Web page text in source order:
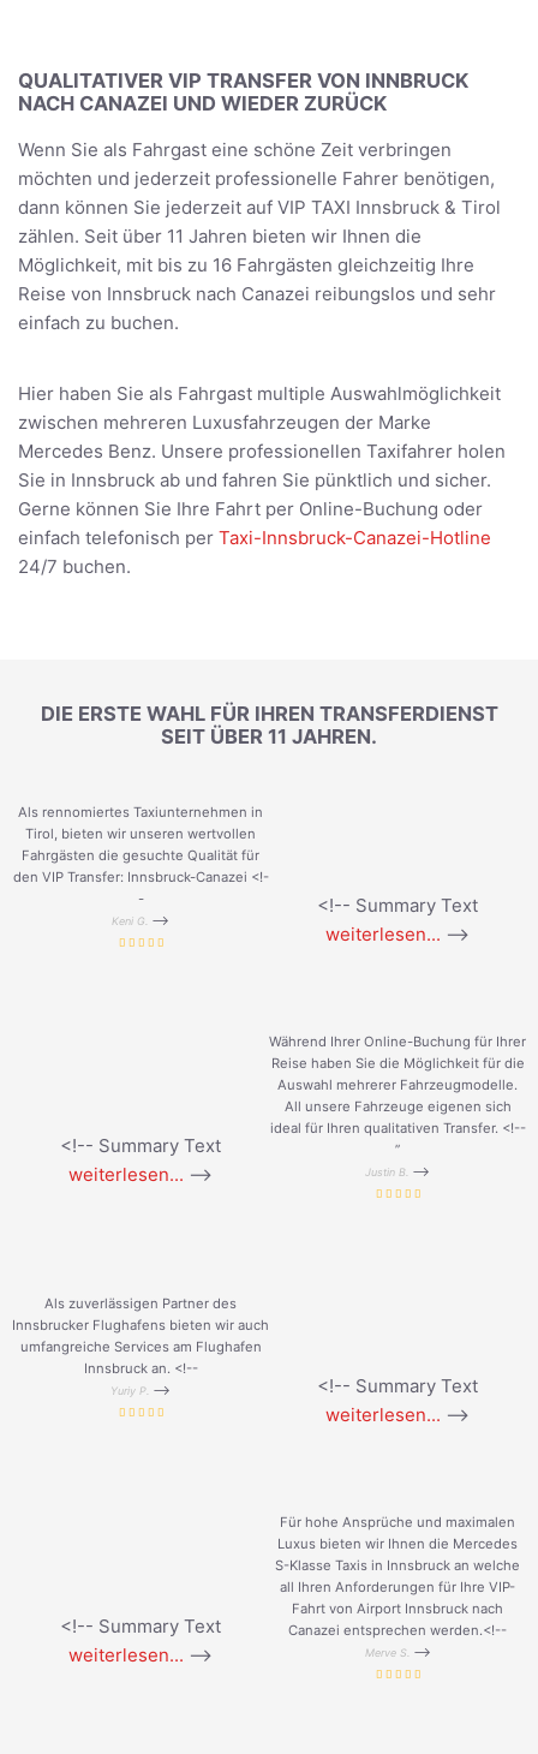
QUALITATIVER VIP TRANSFER VON INNBRUCK
NACH CANAZEI UND WIEDER ZURÜCK
Wenn Sie als Fahrgast eine schöne Zeit verbringen
möchten und jederzeit professionelle Fahrer benötigen,
dann können Sie jederzeit auf VIP TAXI Innsbruck & Tirol
zählen. Seit über 11 Jahren bieten wir Ihnen die
Möglichkeit, mit bis zu 16 Fahrgästen gleichzeitig Ihre
Reise von Innsbruck nach Canazei reibungslos und sehr
einfach zu buchen.
Hier haben Sie als Fahrgast multiple Auswahlmöglichkeit
zwischen mehreren Luxusfahrzeugen der Marke
Mercedes Benz. Unsere professionellen Taxifahrer holen
Sie in Innsbruck ab und fahren Sie pünktlich und sicher.
Gerne können Sie Ihre Fahrt per Online-Buchung oder
einfach telefonisch per Taxi-Innsbruck-Canazei-Hotline
24/7 buchen.
DIE ERSTE WAHL FÜR IHREN TRANSFERDIENST
SEIT ÜBER 11 JAHREN.
Als rennomiertes Taxiunternehmen in
Tirol, bieten wir unseren wertvollen
Fahrgästen die gesuchte Qualität für
den VIP Transfer: Innsbruck-Canazei <!-
-
Keni G. -->
<!-- Summary Text
weiterlesen... -->
<!-- Summary Text
weiterlesen... -->
Während Ihrer Online-Buchung für Ihrer
Reise haben Sie die Möglichkeit für die
Auswahl mehrerer Fahrzeugmodelle.
All unsere Fahrzeuge eigenen sich
ideal für Ihren qualitativen Transfer. <!--
”
Justin B. -->
Als zuverlässigen Partner des
Innsbrucker Flughafens bieten wir auch
umfangreiche Services am Flughafen
Innsbruck an. <!--
Yuriy P. -->
<!-- Summary Text
weiterlesen... -->
<!-- Summary Text
weiterlesen... -->
Für hohe Ansprüche und maximalen
Luxus bieten wir Ihnen die Mercedes
S-Klasse Taxis in Innsbruck an welche
all Ihren Anforderungen für Ihre VIP-
Fahrt von Airport Innsbruck nach
Canazei entsprechen werden.<!--
Merve S. -->